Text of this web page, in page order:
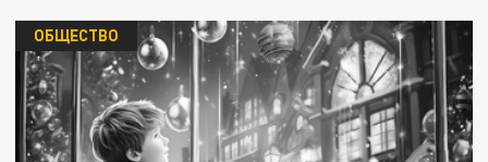
ОБЩЕСТВО